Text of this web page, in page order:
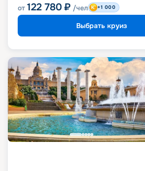
от 122 780 ₽ /чел +1 000
Выбрать круиз